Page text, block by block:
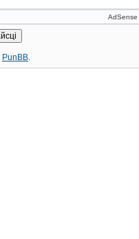
AdSense
PunBB.